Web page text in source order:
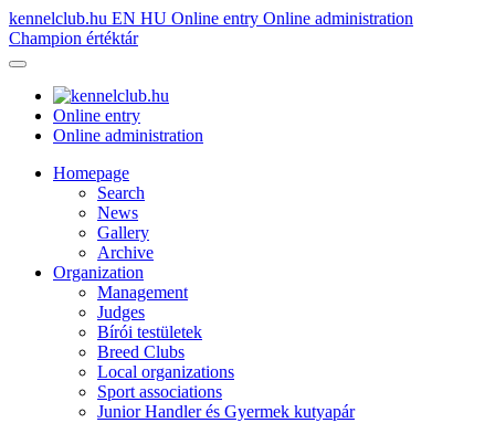
kennelclub.hu EN HU Online entry Online administration
Champion értéktár
Online entry
Online administration
Homepage
Search
News
Gallery
Archive
Organization
Management
Judges
Bírói testületek
Breed Clubs
Local organizations
Sport associations
Junior Handler és Gyermek kutyapár